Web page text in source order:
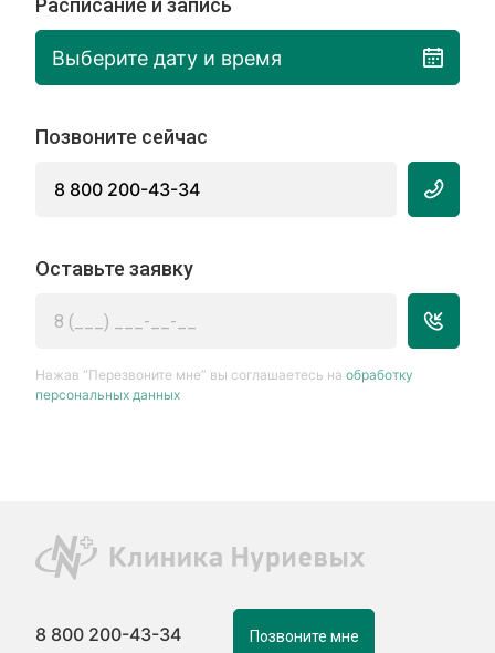
Расписание и запись
Выберите дату и время
Позвоните сейчас
8 800 200-43-34
Оставьте заявку
Нажав “Перезвоните мне” вы соглашаетесь наобработку
персональных данных
8 800 200-43-34 Позвоните мне